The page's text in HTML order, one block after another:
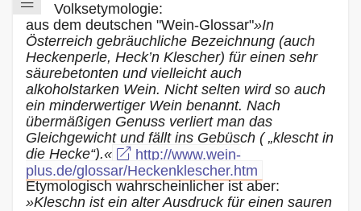
Volksetymologie:
aus dem deutschen "Wein-Glossar"»In
Österreich gebräuchliche Bezeichnung (auch
Heckenperle, Heck’n Klescher) für einen sehr
säurebetonten und vielleicht auch
alkoholstarken Wein. Nicht selten wird so auch
ein minderwertiger Wein benannt. Nach
übermäßigen Genuss verliert man das
Gleichgewicht und fällt ins Gebüsch ( „klescht in
die Hecke“).«
http://www.wein-
plus.de/glossar/Heckenklescher.htm
Etymologisch wahrscheinlicher ist aber:
»Kleschn ist ein alter Ausdruck für einen sauren